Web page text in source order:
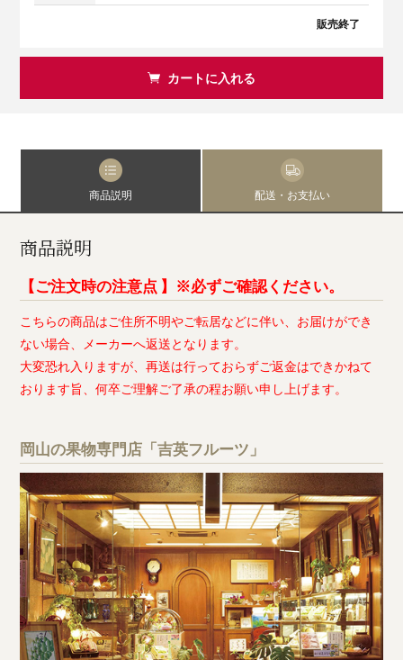
販売終了
カートに入れる
商品説明 配送・お支払い
商品説明
【ご注文時の注意点 】※必ずご確認ください。
こちらの商品はご住所不明やご転居などに伴い、お届けができ
ない場合、メーカーへ返送となります。
大変恐れ入りますが、再送は行っておらずご返金はできかねて
おります旨、何卒ご理解ご了承の程お願い申し上げます。
岡山の果物専門店「吉英フルーツ」